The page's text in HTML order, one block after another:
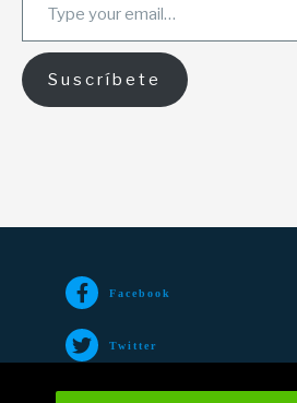
Suscríbete
Facebook
Twitter